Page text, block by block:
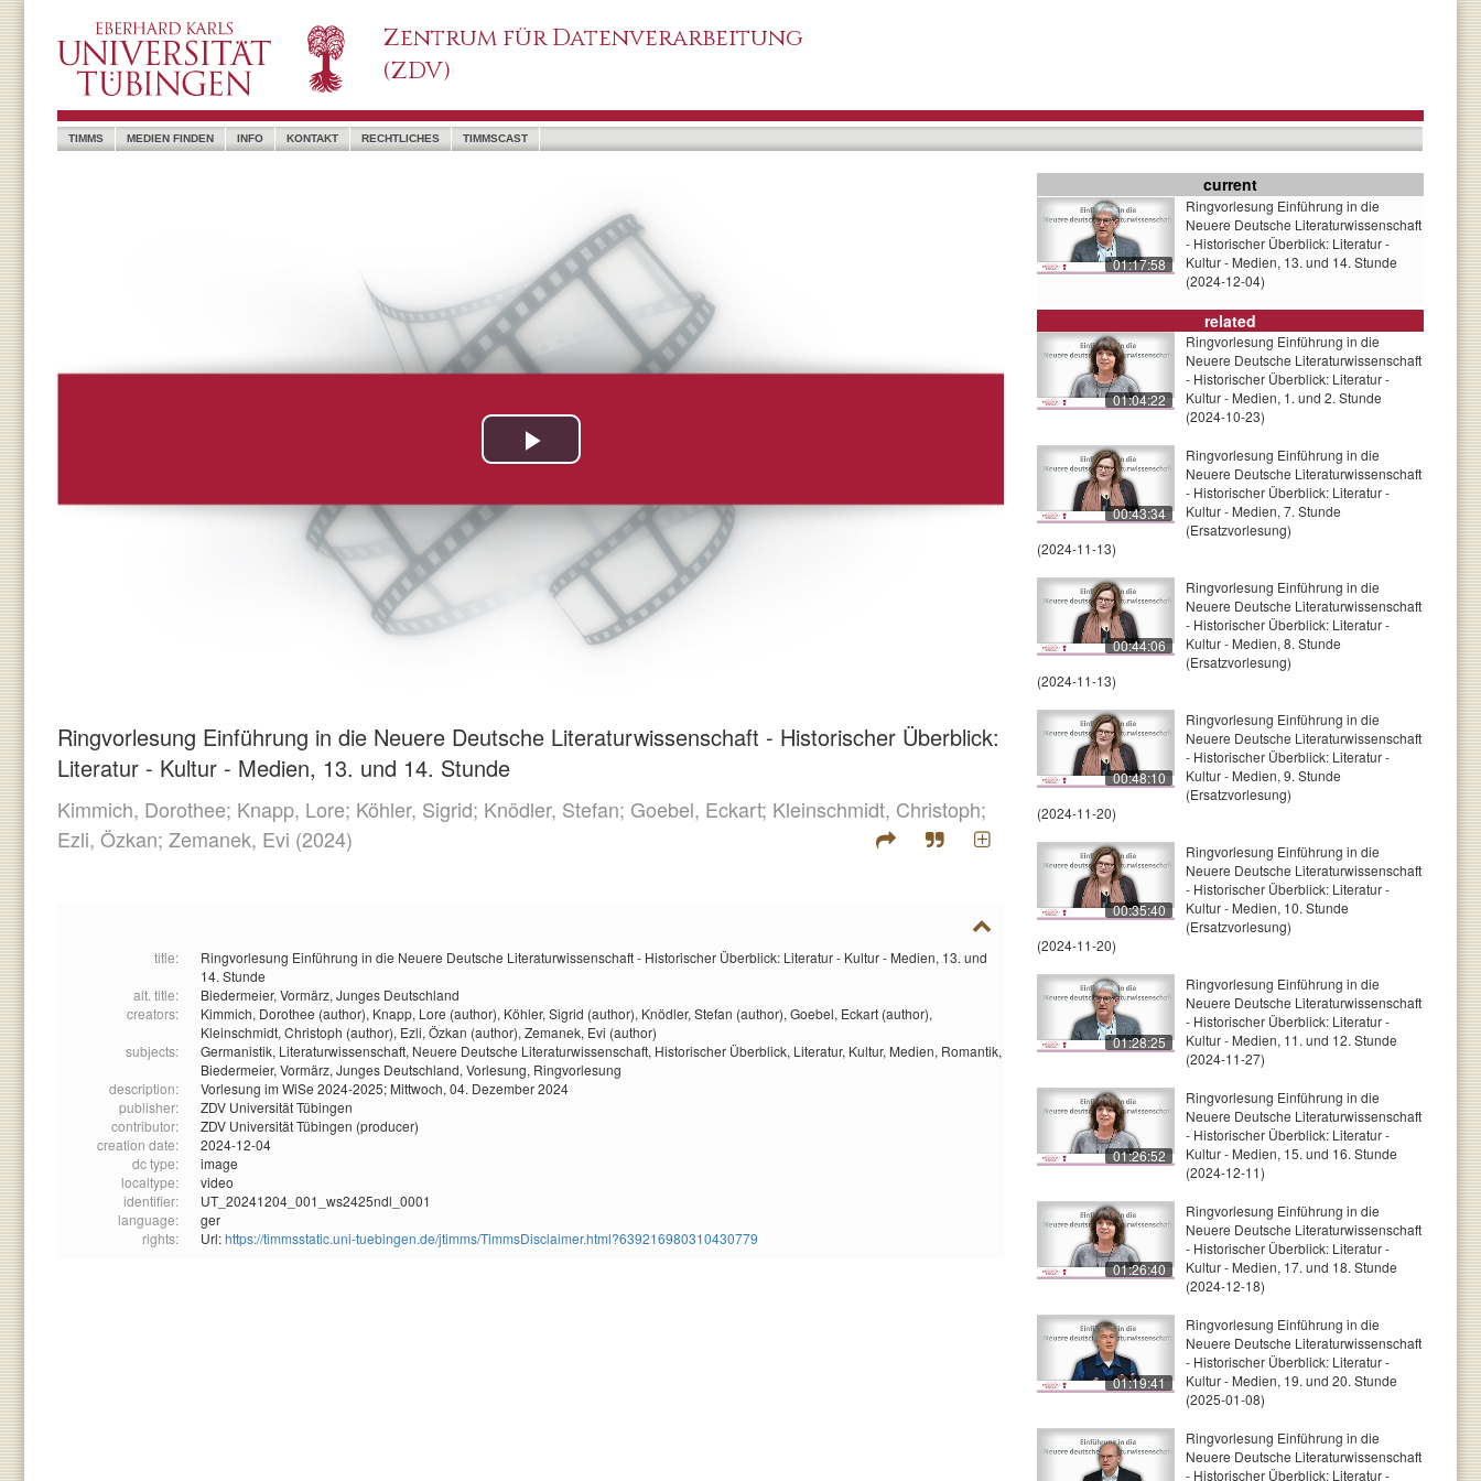
Zentrum für Datenverarbeitung
(ZDV)
TIMMS MEDIEN FINDEN INFO KONTAKT RECHTLICHES TIMMSCAST
Ringvorlesung Einführung in die Neuere Deutsche Literaturwissenschaft - Historischer Überblick:
Literatur - Kultur - Medien, 13. und 14. Stunde
Kimmich, Dorothee; Knapp, Lore; Köhler, Sigrid; Knödler, Stefan; Goebel, Eckart; Kleinschmidt, Christoph;
Ezli, Özkan; Zemanek, Evi (2024)
title:
Ringvorlesung Einführung in die Neuere Deutsche Literaturwissenschaft - Historischer Überblick: Literatur - Kultur - Medien, 13. und
14. Stunde
alt. title:
Biedermeier, Vormärz, Junges Deutschland
creators:
Kimmich, Dorothee (author), Knapp, Lore (author), Köhler, Sigrid (author), Knödler, Stefan (author), Goebel, Eckart (author),
Kleinschmidt, Christoph (author), Ezli, Özkan (author), Zemanek, Evi (author)
subjects:
Germanistik, Literaturwissenschaft, Neuere Deutsche Literaturwissenschaft, Historischer Überblick, Literatur, Kultur, Medien, Romantik,
Biedermeier, Vormärz, Junges Deutschland, Vorlesung, Ringvorlesung
description:
Vorlesung im WiSe 2024-2025; Mittwoch, 04. Dezember 2024
publisher:
ZDV Universität Tübingen
contributor:
ZDV Universität Tübingen (producer)
creation date:
2024-12-04
dc type:
image
localtype:
video
identifier:
UT_20241204_001_ws2425ndl_0001
language:
ger
rights:
Url:https://timmsstatic.uni-tuebingen.de/jtimms/TimmsDisclaimer.html?639216980310430779
current
01:17:58
Ringvorlesung Einführung in die
Neuere Deutsche Literaturwissenschaft
- Historischer Überblick: Literatur -
Kultur - Medien, 13. und 14. Stunde
(2024-12-04)
related
01:04:22
Ringvorlesung Einführung in die
Neuere Deutsche Literaturwissenschaft
- Historischer Überblick: Literatur -
Kultur - Medien, 1. und 2. Stunde
(2024-10-23)
00:43:34
Ringvorlesung Einführung in die
Neuere Deutsche Literaturwissenschaft
- Historischer Überblick: Literatur -
Kultur - Medien, 7. Stunde
(Ersatzvorlesung)
(2024-11-13)
00:44:06
Ringvorlesung Einführung in die
Neuere Deutsche Literaturwissenschaft
- Historischer Überblick: Literatur -
Kultur - Medien, 8. Stunde
(Ersatzvorlesung)
(2024-11-13)
00:48:10
Ringvorlesung Einführung in die
Neuere Deutsche Literaturwissenschaft
- Historischer Überblick: Literatur -
Kultur - Medien, 9. Stunde
(Ersatzvorlesung)
(2024-11-20)
00:35:40
Ringvorlesung Einführung in die
Neuere Deutsche Literaturwissenschaft
- Historischer Überblick: Literatur -
Kultur - Medien, 10. Stunde
(Ersatzvorlesung)
(2024-11-20)
01:28:25
Ringvorlesung Einführung in die
Neuere Deutsche Literaturwissenschaft
- Historischer Überblick: Literatur -
Kultur - Medien, 11. und 12. Stunde
(2024-11-27)
01:26:52
Ringvorlesung Einführung in die
Neuere Deutsche Literaturwissenschaft
- Historischer Überblick: Literatur -
Kultur - Medien, 15. und 16. Stunde
(2024-12-11)
01:26:40
Ringvorlesung Einführung in die
Neuere Deutsche Literaturwissenschaft
- Historischer Überblick: Literatur -
Kultur - Medien, 17. und 18. Stunde
(2024-12-18)
01:19:41
Ringvorlesung Einführung in die
Neuere Deutsche Literaturwissenschaft
- Historischer Überblick: Literatur -
Kultur - Medien, 19. und 20. Stunde
(2025-01-08)
Ringvorlesung Einführung in die
Neuere Deutsche Literaturwissenschaft
- Historischer Überblick: Literatur -